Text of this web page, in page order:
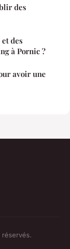
des
des
à Pornic ?
avoir une
réservés.